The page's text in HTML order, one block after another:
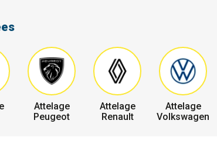
Attelage
Peugeot
Attelage
Renault
Attelage
Volkswagen